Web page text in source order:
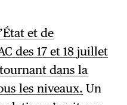
et de
des 17 et 18 juillet
dans la
les niveaux. Un